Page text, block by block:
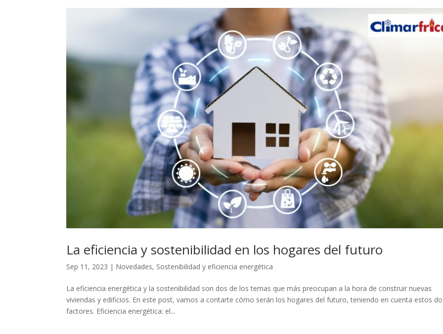
La eficiencia y sostenibilidad en los hogares del futuro
Sep 11, 2023 | Novedades, Sostenibilidad y eficiencia energética
La eficiencia energética y la sostenibilidad son dos de los temas que más preocupan a la hora de construir nuevas
viviendas y edificios. En este post, vamos a contarte cómo serán los hogares del futuro, teniendo en cuenta estos
factores. Eficiencia energética: el...